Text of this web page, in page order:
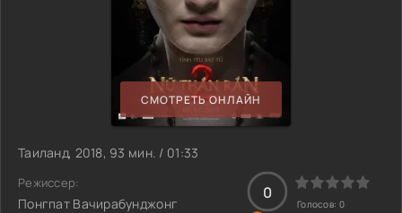
СМОТРЕТЬ ОНЛАЙН
Таиланд, 2018, 93 мин. / 01:33
Режиссер:
Понгпат Вачирабунджонг
0
Голосов: 0